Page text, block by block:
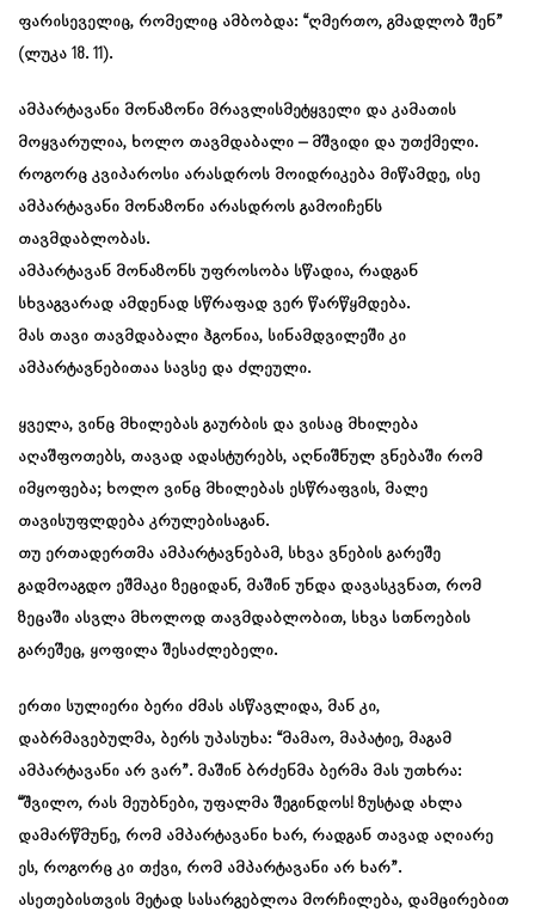
ფარისეველიც, რომელიც ამბობდა: “ღმერთო, გმადლობ შენ”
(ლუკა 18. 11).
ამპარტავანი მონაზონი მრავლისმეტყველი და კამათის
მოყვარულია, ხოლო თავმდაბალი – მშვიდი და უთქმელი.
როგორც კვიპაროსი არასდროს მოიდრიკება მიწამდე, ისე
ამპარტავანი მონაზონი არასდროს გამოიჩენს
თავმდაბლობას.
ამპარტავან მონაზონს უფროსობა სწადია, რადგან
სხვაგვარად ამდენად სწრაფად ვერ წარწყმდება.
მას თავი თავმდაბალი ჰგონია, სინამდვილეში კი
ამპარტავნებითაა სავსე და ძლეული.
ყველა, ვინც მხილებას გაურბის და ვისაც მხილება
აღაშფოთებს, თავად ადასტურებს, აღნიშნულ ვნებაში რომ
იმყოფება; ხოლო ვინც მხილებას ესწრაფვის, მალე
თავისუფლდება კრულებისაგან.
თუ ერთადერთმა ამპარტავნებამ, სხვა ვნების გარეშე
გადმოაგდო ეშმაკი ზეციდან, მაშინ უნდა დავასკვნათ, რომ
ზეცაში ასვლა მხოლოდ თავმდაბლობით, სხვა სთნოების
გარეშეც, ყოფილა შესაძლებელი.
ერთი სულიერი ბერი ძმას ასწავლიდა, მან კი,
დაბრმავებულმა, ბერს უპასუხა: “მამაო, მაპატიე, მაგამ
ამპარტავანი არ ვარ”. მაშინ ბრძენმა ბერმა მას უთხრა:
“შვილო, რას მეუბნები, უფალმა შეგინდოს! ზუსტად ახლა
დამარწმუნე, რომ ამპარტავანი ხარ, რადგან თავად აღიარე
ეს, როგორც კი თქვი, რომ ამპარტავანი არ ხარ”.
ასეთებისთვის მეტად სასარგებლოა მორჩილება, დამცირებით